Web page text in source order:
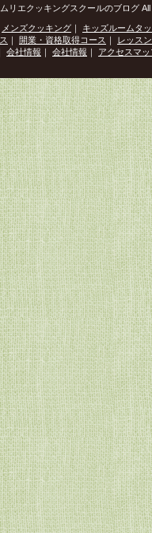
リエクッキングスクールのブログ
メンズクッキング ｜
キッズルームタ
｜ 開業・資格取得コース ｜
レッス
会社情報 ｜ 会社情報 ｜
アクセスマッ